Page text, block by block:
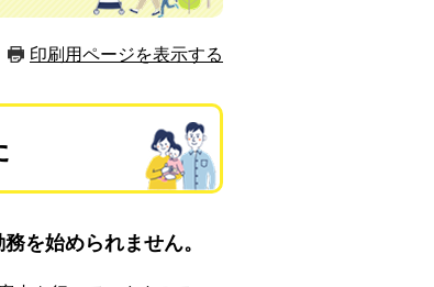
印刷用ページを表示する
を始められません。